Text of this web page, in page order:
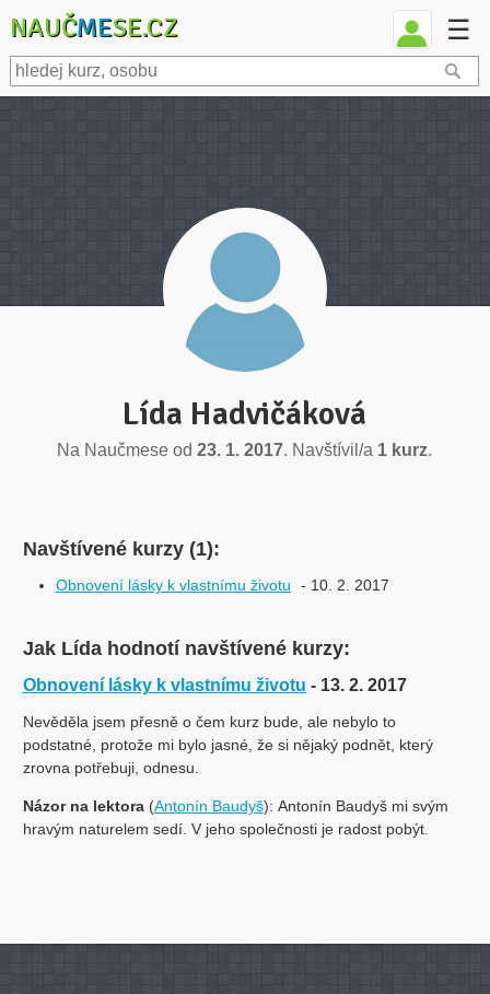
NAUČMESE.CZ ☰
Lída Hadvičáková
Na Naučmese od23. 1. 2017. Navštívil/a 1 kurz.
Navštívené kurzy (1):
Obnovení lásky k vlastnímu životu - 10. 2. 2017
Jak Lída hodnotí navštívené kurzy:
Obnovení lásky k vlastnímu životu - 13. 2. 2017
Nevěděla jsem přesně o čem kurz bude, ale nebylo to
podstatné, protože mi bylo jasné, že si nějaký podnět, který
zrovna potřebuji, odnesu.
Názor na lektora(Antonín Baudyš): Antonín Baudyš mi svým
hravým naturelem sedí. V jeho společnosti je radost pobýt.